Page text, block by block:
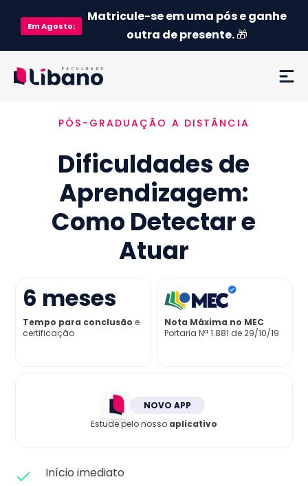
EmAgosto:
Matricule-se em uma pós e ganhe
outra de presente.🎁
Ementa
Como funciona
Credenciamento MEC
Matricule-se
PÓS-GRADUAÇÃO A DISTÂNCIA
Dificuldades de
Aprendizagem:
Como Detectar e
Atuar
6 meses
Tempo para conclusão e
certificação
Nota Máxima no MEC
Portaria Nª 1.881 de 29/10/19
NOVO APP
Estude pelo nosso aplicativo
Início imediato